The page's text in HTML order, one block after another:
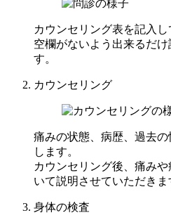
カウンセリング表を記入し
空欄がないよう出来るだ
す。
カウンセリング
痛みの状態、病歴、過去
します。
カウンセリング後、痛み
いて説明させていただきま
身体の検査